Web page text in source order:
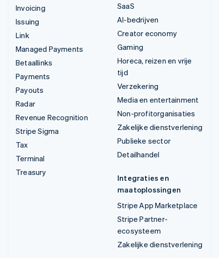
Invoicing
Issuing
Link
Managed Payments
Betaallinks
Payments
Payouts
Radar
Revenue Recognition
Stripe Sigma
Tax
Terminal
Treasury
SaaS
AI-bedrijven
Creator economy
Gaming
Horeca, reizen en vrije
tijd
Verzekering
Media en entertainment
Non-profitorganisaties
Zakelijke dienstverlening
Publieke sector
Detailhandel
Integraties en
maatoplossingen
Stripe App Marketplace
Stripe Partner-
ecosysteem
Zakelijke dienstverlening